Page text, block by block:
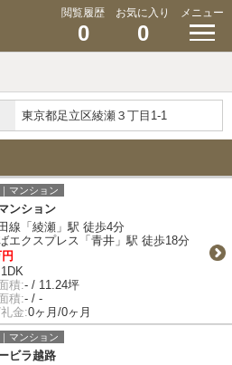
閲覧履歴
0
お気に入り
0
メニュー
東京都足立区綾瀬３丁目1-1
マンション
ンション
線「綾瀬」駅 徒歩4分
エクスプレス「青井」駅 徒歩18分
1DK
積:- / 11.24坪
積:- / -
金:0ヶ月/0ヶ月
マンション
ビラ越路